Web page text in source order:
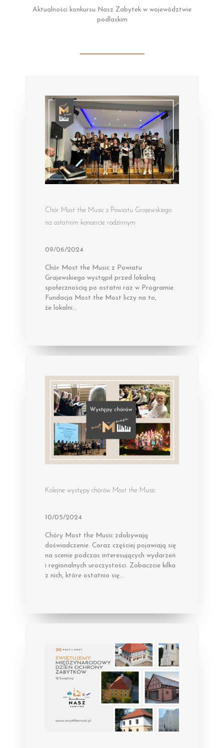
Aktualności konkursu Nasz Zabytek w województwie
podlaskim
Chór Most the Music z Powiatu Grajewskiego
na ostatnim koncercie rodzinnym
09/06/2024
Chór Most the Music z Powiatu
Grajewskiego wystąpił przed lokalną
społecznością po ostatni raz w Programie.
Fundacja Most the Most liczy na to,
że lokalni…
Kolejne występy chórów Most the Music
10/05/2024
Chóry Most the Music zdobywają
doświadczenie. Coraz częściej pojawiają się
na scenie podczas interesujących wydarzeń
i regionalnych uroczystości. Zobaczcie kilka
z nich, które ostatnio się…